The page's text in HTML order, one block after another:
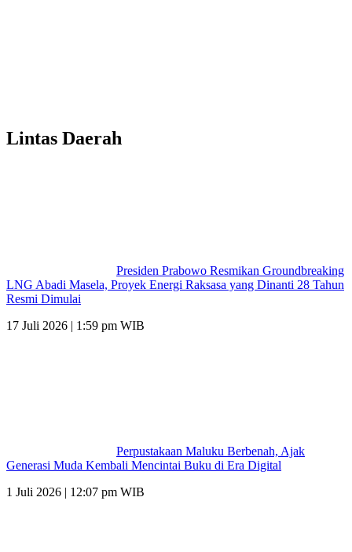
Lintas Daerah
Presiden Prabowo Resmikan Groundbreaking
LNG Abadi Masela, Proyek Energi Raksasa yang Dinanti 28 Tahun
Resmi Dimulai
17 Juli 2026 | 1:59 pm WIB
Perpustakaan Maluku Berbenah, Ajak
Generasi Muda Kembali Mencintai Buku di Era Digital
1 Juli 2026 | 12:07 pm WIB